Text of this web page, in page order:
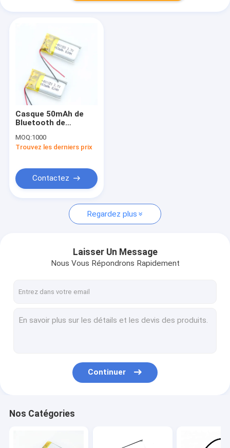
Produits
Casque 50mAh de
Bluetooth de
de LiCoO2 NMC
401120 0.185wh Lipo
MOQ:1000
Trouvez les derniers prix
Contactez
Regardez plus
Laisser Un Message
Nous Vous Répondrons Rapidement
Continuer
Nos Catégories